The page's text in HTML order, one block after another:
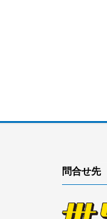
問合せ先